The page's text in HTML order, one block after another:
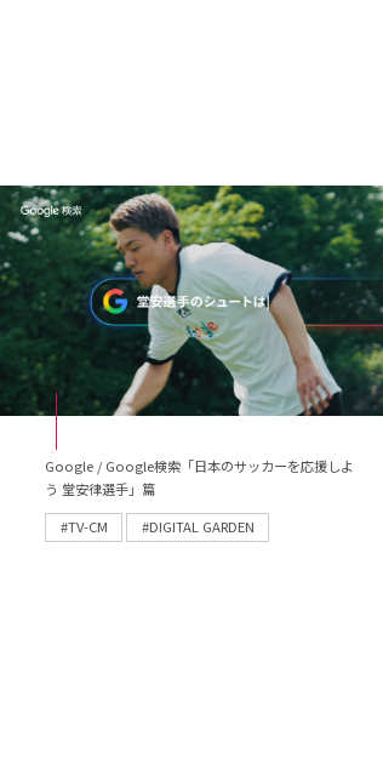
Google / Google検索「日本のサッカーを応援しよ
う 堂安律選手」篇
#TV-CM
#DIGITAL GARDEN